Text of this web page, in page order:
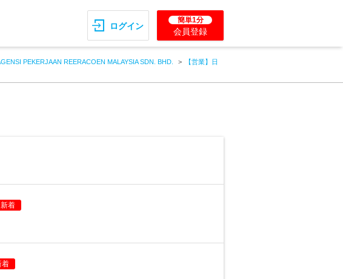
ログイン
簡単1分
会員登録
PEKERJAAN REERACOEN MALAYSIA SDN. BHD.
【営業】日
新着
着